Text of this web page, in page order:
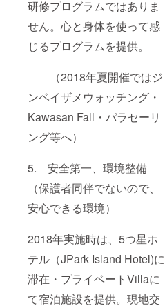
研修プログラムではありま
せん。心と身体を使って感
じるプログラムを提供。
（2018年夏開催ではジ
ンベイザメウォッチング・
Kawasan Fall・パラセーリ
ング等へ）
5. 安全第一、環境整備
（保護者同伴でないので、
安心できる環境）
2018年実施時は、5つ星ホ
テル（JPark Island Hotel)に
滞在・プライベートVillaに
て宿泊施設を提供。現地交